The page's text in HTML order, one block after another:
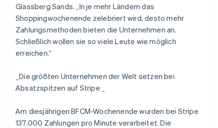
Glassberg Sands. „In je mehr Ländern das
Shoppingwochenende zelebriert wird, desto mehr
Zahlungsmethoden bieten die Unternehmen an.
Schließlich wollen sie so viele Leute wie möglich
erreichen.“
_Die größten Unternehmen der Welt setzen bei
Absatzspitzen auf Stripe _
Am diesjährigen BFCM-Wochenende wurden bei Stripe
137.000 Zahlungen pro Minute verarbeitet. Die